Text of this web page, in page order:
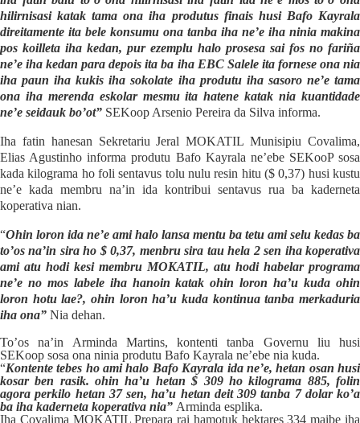
hilirnisasi katak tama ona iha produtus finais husi Bafo Kayrala
direitamente ita bele konsumu ona tanba iha ne’e iha ninia makina
pos koilleta iha kedan, pur ezemplu halo prosesa sai fos no fariña
ne’e iha kedan para depois ita ba iha EBC Salele ita fornese ona nia
iha paun iha kukis iha sokolate iha produtu iha sasoro ne’e tama
ona iha merenda eskolar mesmu ita hatene katak nia kuantidade
ne’e seidauk bo’ot” SEKoop Arsenio Pereira da Silva informa.
Iha fatin hanesan Sekretariu Jeral MOKATIL Munisipiu Covalima,
Elias Agustinho informa produtu Bafo Kayrala ne’ebe SEKooP sosa
kada kilograma ho foli sentavus tolu nulu resin hitu ($ 0,37) husi kustu
ne’e kada membru na’in ida kontribui sentavus rua ba kaderneta
koperativa nian.
“Ohin loron ida ne’e ami halo lansa mentu ba tetu ami selu kedas ba
to’os na’in sira ho $0,37, menbru sira tau hela 2 sen iha koperativa
ami atu hodi kesi membru MOKATIL, atu hodi habelar programa
ne’e no mos labele iha hanoin katak ohin loron ha’u kuda ohin
loron hotu lae?, ohin loron ha’u kuda kontinua tanba merkaduria
iha ona” Nia dehan.
To’os na’in Arminda Martins, kontenti tanba Governu liu husi
SEKoop sosa ona ninia produtu Bafo Kayrala ne’ebe nia kuda.
“Kontente tebes ho ami halo Bafo Kayrala ida ne’e, hetan osan husi
kosar ben rasik. ohin ha’u hetan$ 309 ho kilograma 885, folin
agora perkilo hetan 37 sen, ha’u hetan deit 309 tanba 7 dolar ko’a
ba iha kaderneta koperativa nia” Arminda esplika.
Iha Covalima MOKATIL Prepara rai hamotuk hektares 334 maibe iha